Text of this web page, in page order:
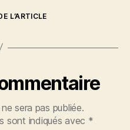
L’ARTICLE
sera pas publiée.
sont indiqués avec *